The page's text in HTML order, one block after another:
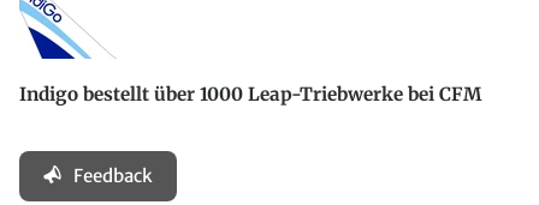
Indigo bestellt über 1000 Leap-Triebwerke bei CFM
Feedback